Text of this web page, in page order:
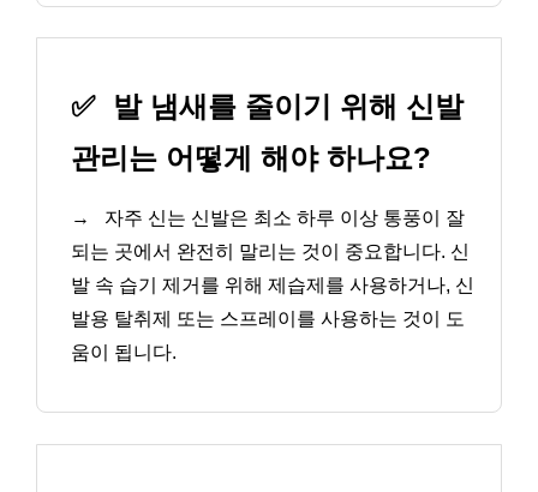
✅
발 냄새를 줄이기 위해 신발
관리는 어떻게 해야 하나요?
→
자주 신는 신발은 최소 하루 이상 통풍이 잘
되는 곳에서 완전히 말리는 것이 중요합니다. 신
발 속 습기 제거를 위해 제습제를 사용하거나, 신
발용 탈취제 또는 스프레이를 사용하는 것이 도
움이 됩니다.